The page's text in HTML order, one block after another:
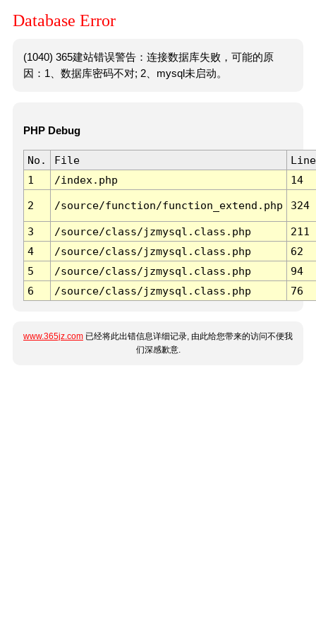
Database Error
(1040) 365建站错误警告：连接数据库失败，可能的原
因：1、数据库密码不对; 2、mysql未启动。
PHP Debug
No. File
Line
1
/index.php 14
2 /source/function/function_extend.php 324
3 /source/class/jzmysql.class.php
211
4
/source/class/jzmysql.class.php
62
5
/source/class/jzmysql.class.php
94
6
/source/class/jzmysql.class.php 76
www.365jz.com 已经将此出错信息详细记录, 由此给您带来的访问不便我
们深感歉意.